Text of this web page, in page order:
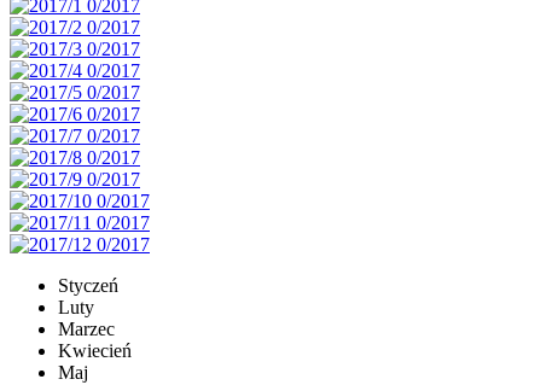
Styczeń
Luty
Marzec
Kwiecień
Maj